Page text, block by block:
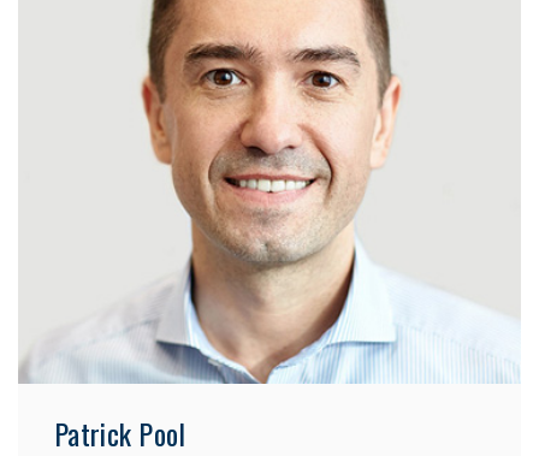
Patrick Pool